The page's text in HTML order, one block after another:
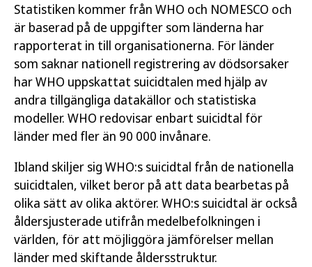
Statistiken kommer från WHO och NOMESCO och
är baserad på de uppgifter som länderna har
rapporterat in till organisationerna. För länder
som saknar nationell registrering av dödsorsaker
har WHO uppskattat suicidtalen med hjälp av
andra tillgängliga datakällor och statistiska
modeller. WHO redovisar enbart suicidtal för
länder med fler än 90 000 invånare.
Ibland skiljer sig WHO:s suicidtal från de nationella
suicidtalen, vilket beror på att data bearbetas på
olika sätt av olika aktörer. WHO:s suicidtal är också
åldersjusterade utifrån medelbefolkningen i
världen, för att möjliggöra jämförelser mellan
länder med skiftande åldersstruktur.